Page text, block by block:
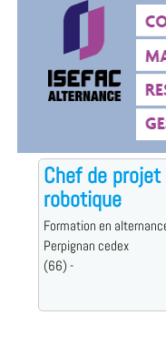
Chef de
robotique
Formation en
Perpignan cedex
(66) -